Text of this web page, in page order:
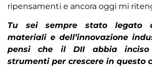
ripensamenti e ancora oggi mi
Tu sei sempre stato legato
materiali e dell’innovazione
pensi che il DII abbia
strumenti per crescere in questo